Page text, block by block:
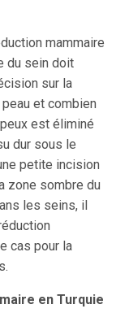
mammaire
du sein doit
sur la
et combien
est éliminé
dur sous le
petite incision
zone sombre du
les seins, il
cas pour la
en Turquie